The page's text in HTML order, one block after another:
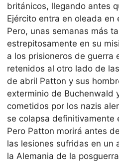
británicos, llegando antes
Ejército entra en oleada en
Pero, unas semanas más
estrepitosamente en su
a los prisioneros de guerra
retenidos al otro lado de
de abril Patton y sus
exterminio de Buchenwald
cometidos por los nazis
se colapsa definitivamente
Pero Patton morirá antes
las lesiones sufridas en un
la Alemania de la